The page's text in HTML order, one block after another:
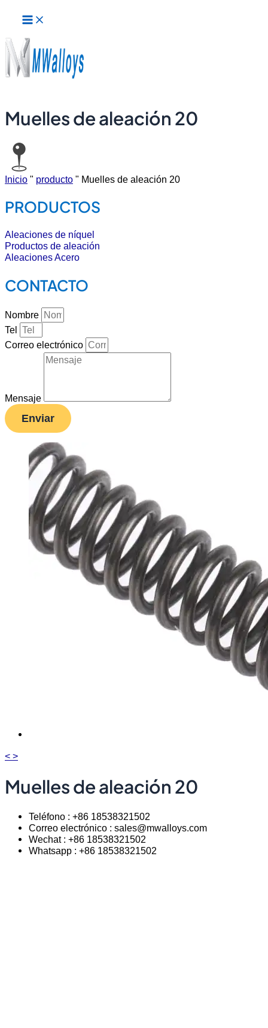
contenido
principal
Muelles de aleación 20
Inicio " producto " Muelles de aleación 20
PRODUCTOS
Aleaciones de níquel
Productos de aleación
Aleaciones Acero
CONTACTO
Nombre
Tel
Correo electrónico
Mensaje
Enviar
< >
Muelles de aleación 20
Teléfono : +86 18538321502
Correo electrónico : sales@mwalloys.com
Wechat : +86 18538321502
Whatsapp : +86 18538321502